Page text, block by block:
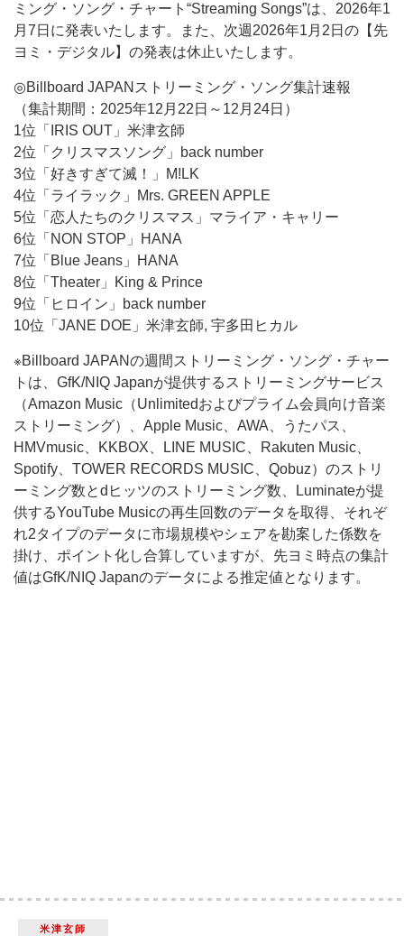
ミング・ソング・チャート“Streaming Songs”は、2026年1
月7日に発表いたします。また、次週2026年1月2日の【先
ヨミ・デジタル】の発表は休止いたします。
◎Billboard JAPANストリーミング・ソング集計速報
（集計期間：2025年12月22日～12月24日）
1位「IRIS OUT」米津玄師
2位「クリスマスソング」back number
3位「好きすぎて滅！」M!LK
4位「ライラック」Mrs. GREEN APPLE
5位「恋人たちのクリスマス」マライア・キャリー
6位「NON STOP」HANA
7位「Blue Jeans」HANA
8位「Theater」King & Prince
9位「ヒロイン」back number
10位「JANE DOE」米津玄師, 宇多田ヒカル
※Billboard JAPANの週間ストリーミング・ソング・チャー
トは、GfK/NIQ Japanが提供するストリーミングサービス
（Amazon Music（Unlimitedおよびプライム会員向け音楽
ストリーミング）、Apple Music、AWA、うたパス、
HMVmusic、KKBOX、LINE MUSIC、Rakuten Music、
Spotify、TOWER RECORDS MUSIC、Qobuz）のストリ
ーミング数とdヒッツのストリーミング数、Luminateが提
供するYouTube Musicの再生回数のデータを取得、それぞ
れ2タイプのデータに市場規模やシェアを勘案した係数を
掛け、ポイント化し合算していますが、先ヨミ時点の集計
値はGfK/NIQ Japanのデータによる推定値となります。
米津玄師